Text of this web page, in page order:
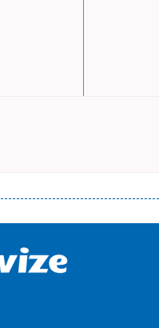
добре знайомі незручності
часу і багато-багато
Ви зможете
на наступних умовах:
(для нових клієнтів);